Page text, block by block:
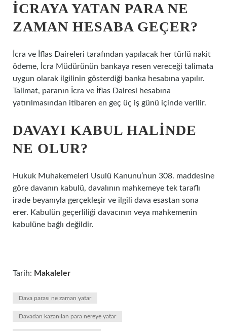
İCRAYA YATAN PARA NE
ZAMAN HESABA GEÇER?
İcra ve İflas Daireleri tarafından yapılacak her türlü nakit
ödeme, İcra Müdürünün bankaya resen vereceği talimata
uygun olarak ilgilinin gösterdiği banka hesabına yapılır.
Talimat, paranın İcra ve İflas Dairesi hesabına
yatırılmasından itibaren en geç üç iş günü içinde verilir.
DAVAYI KABUL HALINDE
NE OLUR?
Hukuk Muhakemeleri Usulü Kanunu’nun 308. maddesine
göre davanın kabulü, davalının mahkemeye tek taraflı
irade beyanıyla gerçekleşir ve ilgili dava esastan sona
erer. Kabulün geçerliliği davacının veya mahkemenin
kabulüne bağlı değildir.
Tarih: Makaleler
Dava parası ne zaman yatar
Davadan kazanılan para nereye yatar